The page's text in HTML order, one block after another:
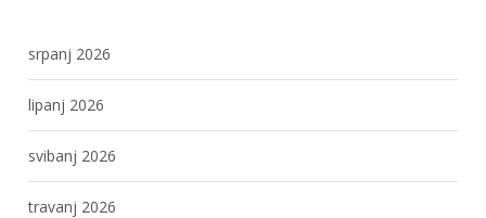
srpanj 2026
lipanj 2026
svibanj 2026
travanj 2026